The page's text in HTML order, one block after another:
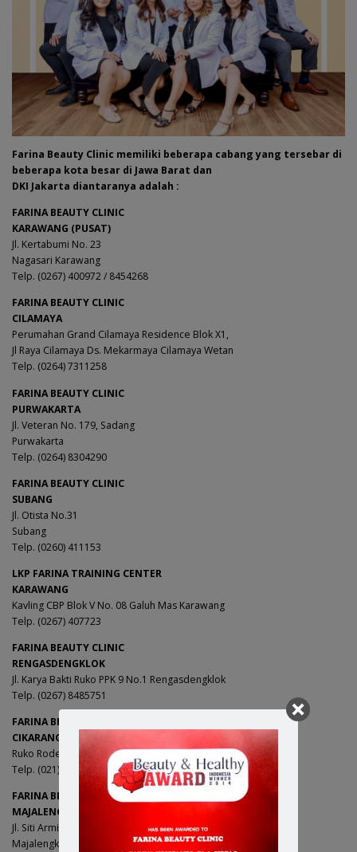
Farina Beauty Clinic memiliki beberapa cabang yang tersebar di
beberapa kota besar di Jawa Barat dan
DKI Jakarta diantaranya adalah :
FARINA BEAUTY CLINIC
KARAWANG (PUSAT)
Jl. Kertabumi No. 23
Nagasari Karawang
Telp. (0267) 400972 / 8454268
FARINA BEAUTY CLINIC
CILAMAYA
Perumahan Grand Cilamaya Residence Blok X1,
Jl Raya Cilamaya Ds. Mekarmaya Cilamaya Wetan
Telp. (0264) 7311258
FARINA BEAUTY CLINIC
PURWAKARTA
Jl. Veteran No. 179, Sadang
Purwakarta
Telp. (0264) 8304290
FARINA BEAUTY CLINIC
SUBANG
Jl. Otista No.31
Subang
Telp. (0260) 411153
LKP FARINA TRAINING CENTER
KARAWANG
Kavling CBP Blok V No. 08 Galuh Mas Karawang
Telp. (0267) 407723
FARINA BEAUTY CLINIC
RENGASDENGKLOK
Jl. Karya Bakti Ruko PPK 9 No.1 Rengasdengklok
Telp. (0267) 8485751
FARINA BEAUTY CLINIC
CIKARANG RODEO
Ruko Rodeo Drive Blok B6 No. 7 Jl. Usmar Ismail, Jababeka
Telp. (021) 89325350
FARINA BEAUTY CLINIC
MAJALENGKA
Jl. Siti Armilah No.1 Bunderan Munjul
Majalengka